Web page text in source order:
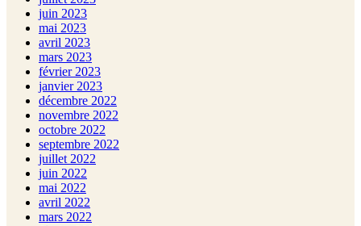
juin 2023
mai 2023
avril 2023
mars 2023
février 2023
janvier 2023
décembre 2022
novembre 2022
octobre 2022
septembre 2022
juillet 2022
juin 2022
mai 2022
avril 2022
mars 2022